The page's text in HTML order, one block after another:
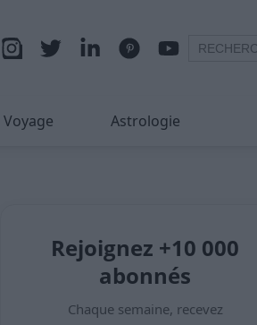
Voyage Astrologie
Rejoignez +10 000
abonnés
Chaque semaine, recevez